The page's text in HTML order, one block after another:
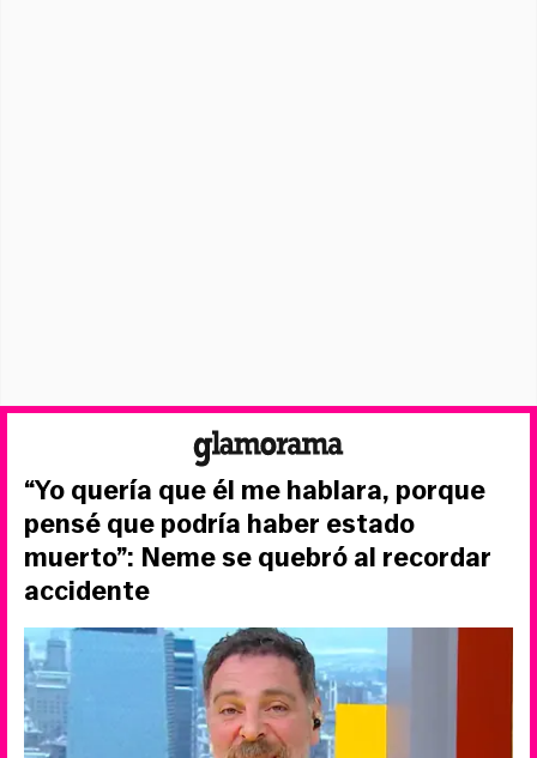
“Yo quería que él me hablara, porque
pensé que podría haber estado
muerto”: Neme se quebró al recordar
accidente